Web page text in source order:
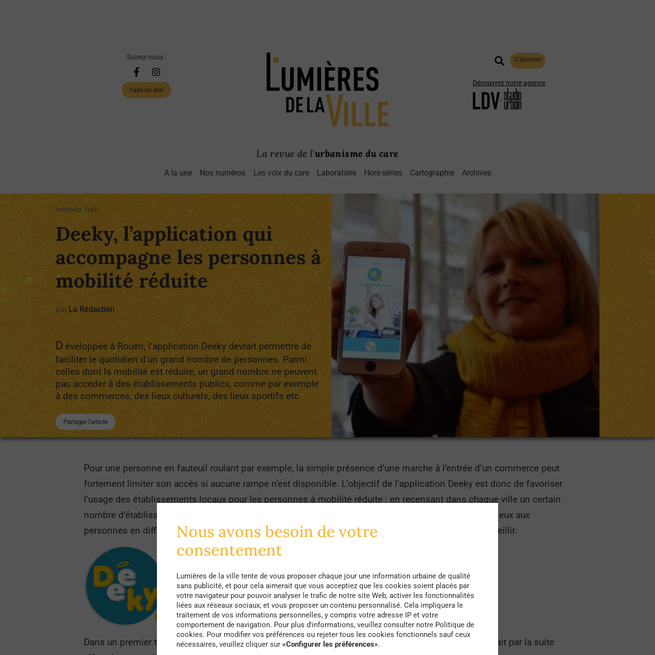
Suivez-nous :
Faire un don
S'abonner
Découvrez notre agence
La revue de l'urbanisme du care
A la une Nos numéros Les voix du care Laboratoire Hors-séries Cartographie Archives
Archives, Tech
Deeky, l’application qui
accompagne les personnes à
mobilité réduite
par La Rédaction
D éveloppée à Rouen, l’application Deeky devrait permettre de
faciliter le quotidien d’un grand nombre de personnes. Parmi
celles dont la mobilité est réduite, un grand nombre ne peuvent
pas accéder à des établissements publics, comme par exemple
à des commerces, des lieux culturels, des lieux sportifs etc.
Partager l'article
Pour une personne en fauteuil roulant par exemple, la simple présence d’une marche à l’entrée d’un commerce peut
fortement limiter son accès si aucune rampe n’est disponible. L’objectif de l’application Deeky est donc de favoriser
l’usage des établissements locaux pour les personnes à mobilité réduite : en recensant dans chaque ville un certain
nombre d’établissements qui sont entièrement accessibles, Deeky favorisera un gain de temps précieux aux
personnes en difficulté en leur permettant de trouver directement l’établissement qui pourra les accueillir.
Dans un premier temps dans les villes normandes comme à Rouen, Caen ou Le Havre, le projet devrait par la suite
Nous avons besoin de votre
consentement
Lumières de la ville tente de vous proposer chaque jour une information urbaine de qualité
sans publicité, et pour cela aimerait que vous acceptiez que les cookies soient placés par
votre navigateur pour pouvoir analyser le trafic de notre site Web, activer les fonctionnalités
liées aux réseaux sociaux, et vous proposer un contenu personnalisé. Cela impliquera le
traitement de vos informations personnelles, y compris votre adresse IP et votre
comportement de navigation. Pour plus d'informations, veuillez consulter notre Politique de
cookies. Pour modifier vos préférences ou rejeter tous les cookies fonctionnels sauf ceux
nécessaires, veuillez cliquer sur «Configurer les préférences».